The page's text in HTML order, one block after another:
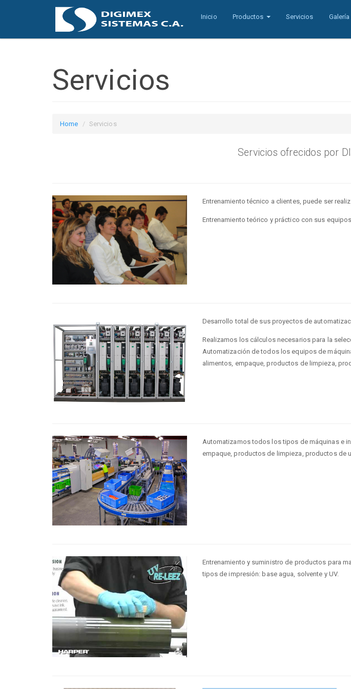
Inicio Productos Servicios Galería
Servicios
Home Servicios
Servicios ofrecidos por
Entrenamiento técnico a clientes, puede ser
Entrenamiento teórico y práctico con sus equipos.
Desarrollo total de sus proyectos de
Realizamos los cálculos necesarios para la
Automatización de todos los equipos de
alimentos, empaque, productos de limpieza,
Automatizamos todos los tipos de máquinas e
empaque, productos de limpieza, productos de
Entrenamiento y suministro de productos para
tipos de impresión: base agua, solvente y UV.